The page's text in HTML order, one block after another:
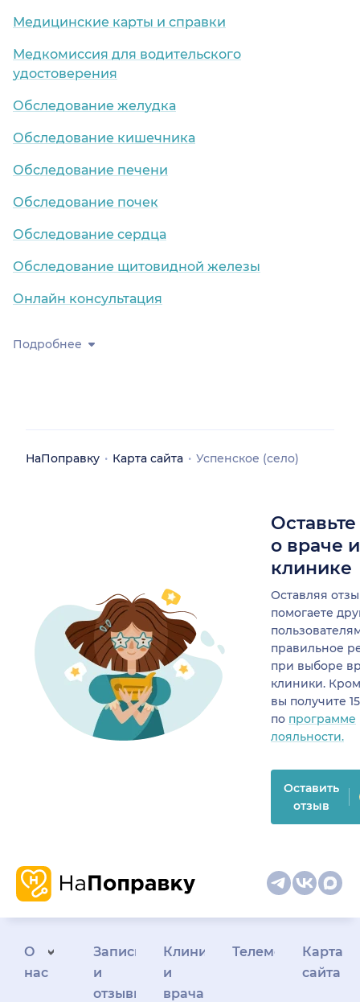
Медицинские карты и справки
Медкомиссия для водительского
удостоверения
Обследование желудка
Обследование кишечника
Обследование печени
Обследование почек
Обследование сердца
Обследование щитовидной железы
Онлайн консультация
Подробнее
НаПоправку Карта сайта Успенское (село)
о враче
клинике
Оставляя
помогаете
правильное
при выборе
клиники.
вы получите
по программе
лояльности.
Оставить
отзыв
О
нас
Запись
и
отзывы
Клиникам
и
врачам
Телемедицина
Карта
сайта